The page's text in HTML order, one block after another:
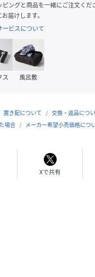
ピングと商品を一緒にご注文く
届けします。
ービスについて
ス 風呂敷
置き配について
交換・返品につ
場合
メーカー希望小売価格につ
Xで共有